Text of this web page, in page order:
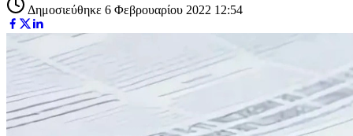
Δημοσιεύθηκε 6 Φεβρουαρίου 2022 12:54